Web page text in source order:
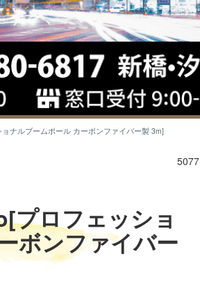
ナルブームポール カーボンファイバー製 3m]
5077
プロフェッショ
ボンファイバー